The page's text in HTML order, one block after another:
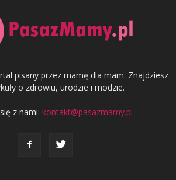
pisany przez mamę dla mam. Znajdziesz
o zdrowiu, urodzie i modzie.
z nami: kontakt@pasazmamy.pl